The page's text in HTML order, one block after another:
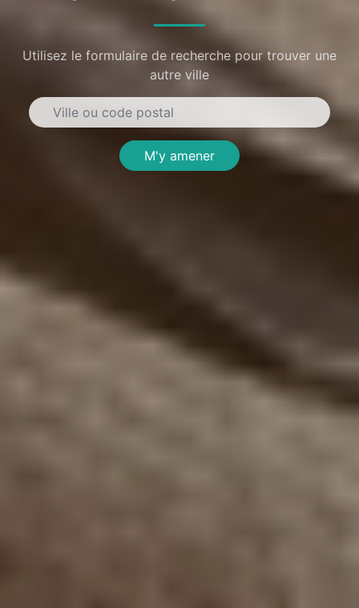
Utilisez le formulaire de recherche pour trouver une
autre ville
M'y amener